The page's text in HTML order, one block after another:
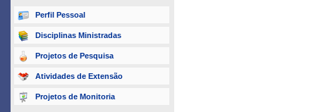
Perfil Pessoal
Disciplinas Ministradas
Projetos de Pesquisa
Atividades de Extensão
Projetos de Monitoria